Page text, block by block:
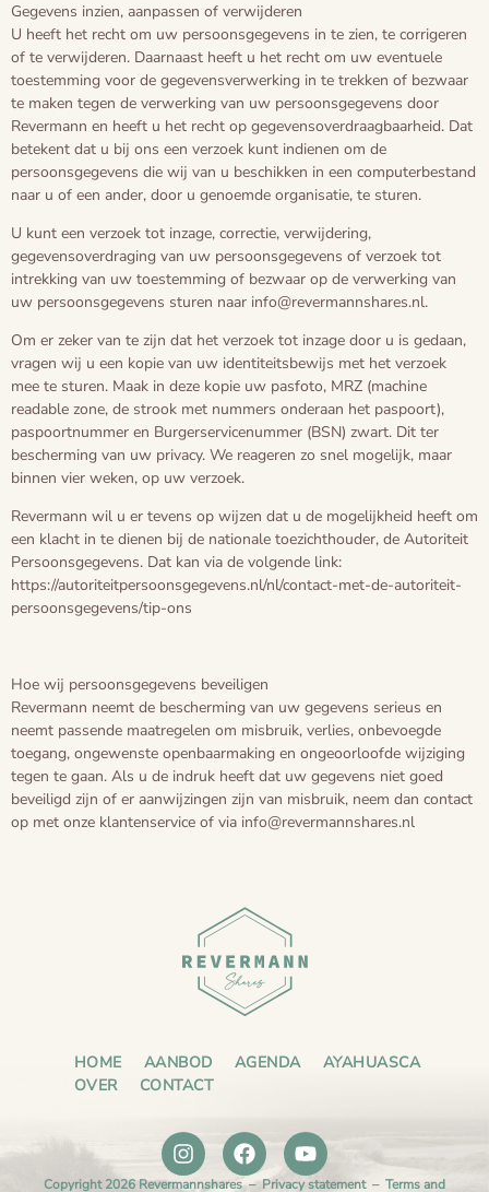
Gegevens inzien, aanpassen of verwijderen
U heeft het recht om uw persoonsgegevens in te zien, te corrigeren
of te verwijderen. Daarnaast heeft u het recht om uw eventuele
toestemming voor de gegevensverwerking in te trekken of bezwaar
te maken tegen de verwerking van uw persoonsgegevens door
Revermann en heeft u het recht op gegevensoverdraagbaarheid. Dat
betekent dat u bij ons een verzoek kunt indienen om de
persoonsgegevens die wij van u beschikken in een computerbestand
naar u of een ander, door u genoemde organisatie, te sturen.
U kunt een verzoek tot inzage, correctie, verwijdering,
gegevensoverdraging van uw persoonsgegevens of verzoek tot
intrekking van uw toestemming of bezwaar op de verwerking van
uw persoonsgegevens sturen naar info@revermannshares.nl.
Om er zeker van te zijn dat het verzoek tot inzage door u is gedaan,
vragen wij u een kopie van uw identiteitsbewijs met het verzoek
mee te sturen. Maak in deze kopie uw pasfoto, MRZ (machine
readable zone, de strook met nummers onderaan het paspoort),
paspoortnummer en Burgerservicenummer (BSN) zwart. Dit ter
bescherming van uw privacy. We reageren zo snel mogelijk, maar
binnen vier weken, op uw verzoek.
Revermann wil u er tevens op wijzen dat u de mogelijkheid heeft om
een klacht in te dienen bij de nationale toezichthouder, de Autoriteit
Persoonsgegevens. Dat kan via de volgende link:
https://autoriteitpersoonsgegevens.nl/nl/contact-met-de-autoriteit-
persoonsgegevens/tip-ons
Hoe wij persoonsgegevens beveiligen
Revermann neemt de bescherming van uw gegevens serieus en
neemt passende maatregelen om misbruik, verlies, onbevoegde
toegang, ongewenste openbaarmaking en ongeoorloofde wijziging
tegen te gaan. Als u de indruk heeft dat uw gegevens niet goed
beveiligd zijn of er aanwijzingen zijn van misbruik, neem dan contact
op met onze klantenservice of via info@revermannshares.nl
HOME AANBOD AGENDA
AYAHUASCA
OVER
CONTACT
Copyright 2026 Revermannshares –Privacy statement– Terms and